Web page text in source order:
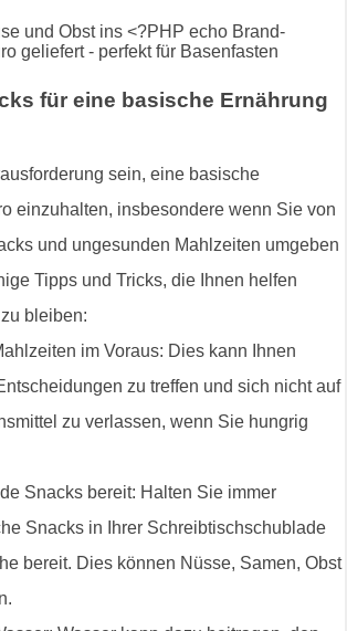
für eine basische Ernährung
sein, eine basische
einzuhalten, insbesondere wenn Sie von
und ungesunden Mahlzeiten umgeben
Tipps und Tricks, die Ihnen helfen
bleiben:
im Voraus: Dies kann Ihnen
zu treffen und sich nicht auf
zu verlassen, wenn Sie hungrig
Snacks bereit: Halten Sie immer
Snacks in Ihrer Schreibtischschublade
bereit. Dies können Nüsse, Samen, Obst